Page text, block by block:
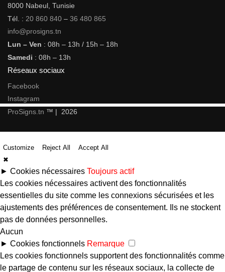
8000 Nabeul, Tunisie
Tél. : 20 860 840 – 36 480 865
info@prosigns.tn
Lun – Ven : 08h – 13h / 15h – 18h
Samedi : 08h – 13h
Réseaux sociaux
Facebook
Instagram
ProSigns.tn ™ | 2026
Customize Reject All
Accept All
✖
► Cookies nécessaires Toujours actif
Les cookies nécessaires activent des fonctionnalités
essentielles du site comme les connexions sécurisées et les
ajustements des préférences de consentement. Ils ne stockent
pas de données personnelles.
Aucun
► Cookies fonctionnels Remarque
Les cookies fonctionnels supportent des fonctionnalités comme
le partage de contenu sur les réseaux sociaux, la collecte de